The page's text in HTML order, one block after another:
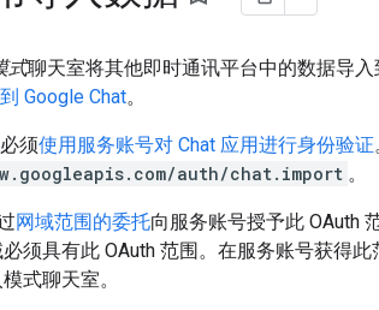
式聊天室将其他即时通讯平台中的数据导入
Google Chat。
须使用服务账号对 Chat 应用进行身份验证
auth/chat.import 。
网域范围的委托向服务账号授予此 OAuth
须具有此 OAuth 范围。在服务账号获得此
式聊天室。